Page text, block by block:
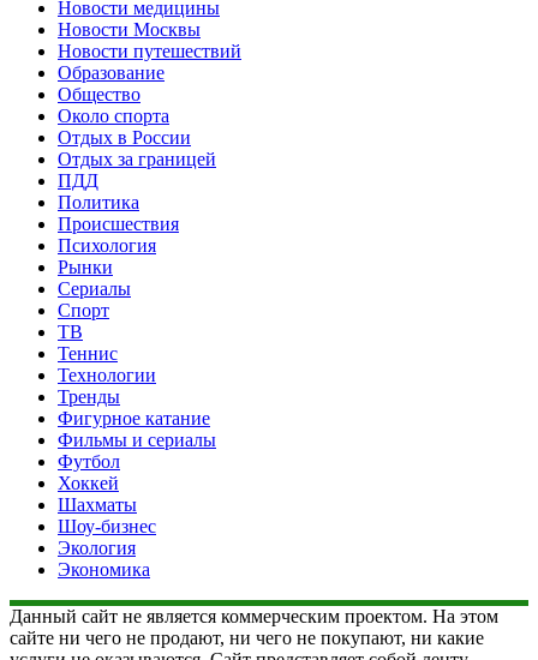
Новости медицины
Новости Москвы
Новости путешествий
Образование
Общество
Около спорта
Отдых в России
Отдых за границей
ПДД
Политика
Происшествия
Психология
Рынки
Сериалы
Спорт
ТВ
Теннис
Технологии
Тренды
Фигурное катание
Фильмы и сериалы
Футбол
Хоккей
Шахматы
Шоу-бизнес
Экология
Экономика
Данный сайт не является коммерческим проектом. На этом
сайте ни чего не продают, ни чего не покупают, ни какие